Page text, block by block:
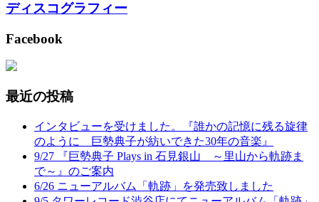
ディスコグラフィー
Facebook
最近の投稿
インタビューを受けました。『誰かの記憶に残る旋律
のように 巨勢典子が紡いできた30年の音楽』
9/27 『巨勢典子 Plays in 石見銀山 ～里山から軌跡ま
で～』のご案内
6/26 ニューアルバム「軌跡」を発売致しました